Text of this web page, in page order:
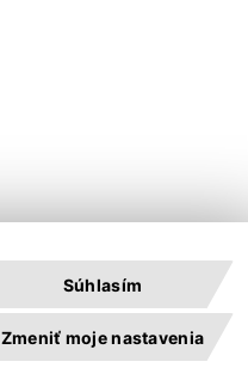
Súhlasím
Zmeniť moje nastavenia